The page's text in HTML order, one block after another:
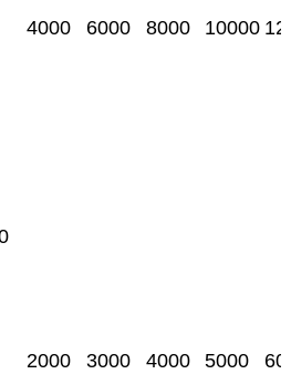
4000 6000 8000 10000
2000 3000 4000 5000